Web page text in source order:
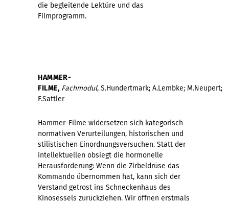
die begleitende Lektüre und das
Filmprogramm.
HAMMER-
FILME, Fachmodul, S.Hundertmark; A.Lembke; M.Neupert;
F.Sattler
Hammer-Filme widersetzen sich kategorisch
normativen Verurteilungen, historischen und
stilistischen Einordnungsversuchen. Statt der
intellektuellen obsiegt die hormonelle
Herausforderung: Wenn die Zirbeldrüse das
Kommando übernommen hat, kann sich der
Verstand getrost ins Schneckenhaus des
Kinosessels zurückziehen. Wir öffnen erstmals